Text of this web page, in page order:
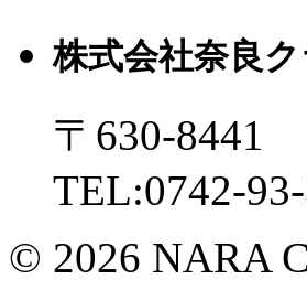
株式会社奈良
〒630-
TEL:0742-
© 2026 NARA